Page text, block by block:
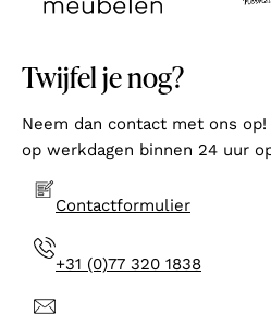
Twijfel je nog?
Neem dan contact met ons
op werkdagen binnen 24 uur
Contactformulier
+31 (0)77 320 1838